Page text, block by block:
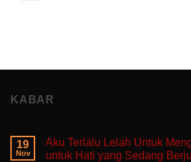
KABAR
19
Nov
Aku Terlalu Lelah Untuk
untuk Hati yang Sedang